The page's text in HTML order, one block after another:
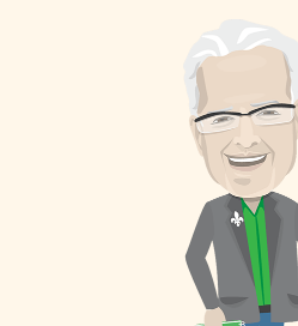
l’Égypte que nous avons hérité
nos notions culturelles d’un
voyage de l’âme. La nature
illusoire de cette odyssée est
soulignée par le fait que notre
destin dans un monde pur et